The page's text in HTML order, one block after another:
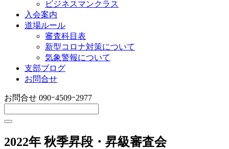
ビジネスマンクラス
入会案内
道場ルール
審査科目表
新型コロナ対策について
気象警報について
支部ブログ
お問合せ
お問合せ 090ｰ4509ｰ2977
2022年 秋季昇段・昇級審査会